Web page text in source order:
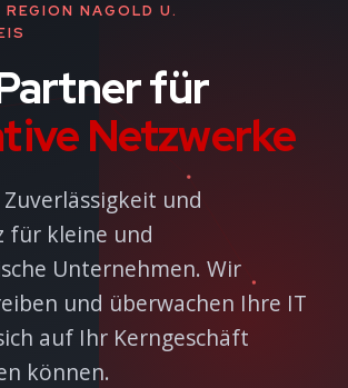
NAGOLD U.
für
Netzwerke
und
für kleine und
Unternehmen. Wir
und überwachen Ihre IT
auf Ihr Kerngeschäft
können.